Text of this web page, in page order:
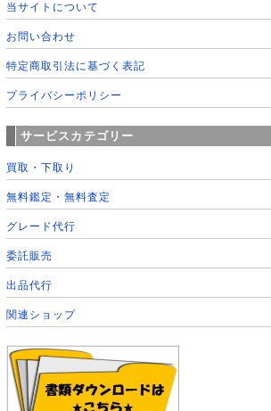
当サイトについて
お問い合わせ
特定商取引法に基づく表記
プライバシーポリシー
サービスカテゴリー
買取・下取り
無料鑑定・無料査定
グレード代行
委託販売
出品代行
関連ショップ